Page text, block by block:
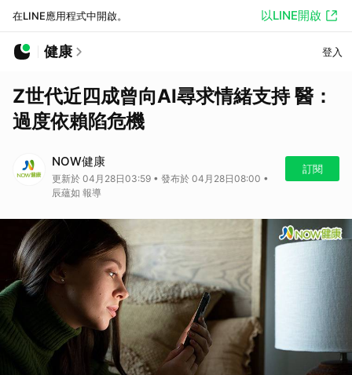
在LINE應用程式中開啟。 以LINE開啟
健康 登入
Z世代近四成曾向AI尋求情緒支持 醫：
過度依賴陷危機
NOW健康
更新於 04月28日03:59 • 發布於 04月28日08:00 •
辰蘊如 報導
訂閱